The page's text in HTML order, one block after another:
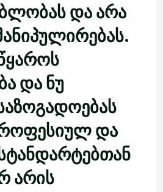
და არა
და ნუ
და
არის